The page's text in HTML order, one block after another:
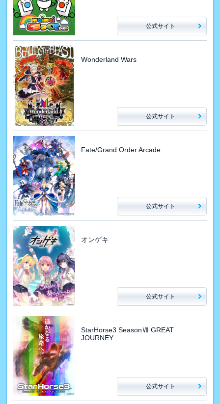
公式サイト
Wonderland Wars
公式サイト
Fate/Grand Order Arcade
公式サイト
オンゲキ
公式サイト
StarHorse3 SeasonⅦ GREAT
JOURNEY
公式サイト